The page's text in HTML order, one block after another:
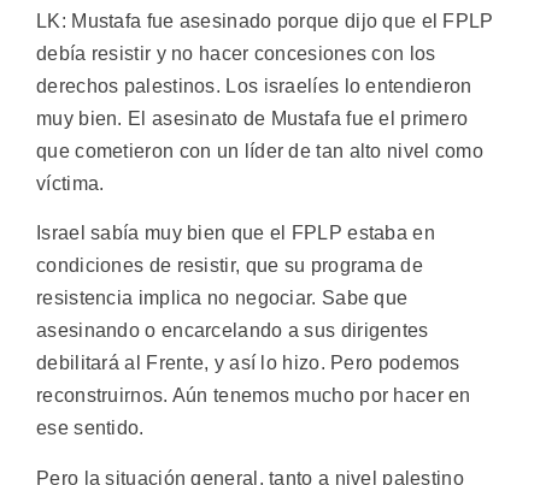
LK: Mustafa fue asesinado porque dijo que el FPLP
debía resistir y no hacer concesiones con los
derechos palestinos. Los israelíes lo entendieron
muy bien. El asesinato de Mustafa fue el primero
que cometieron con un líder de tan alto nivel como
víctima.
Israel sabía muy bien que el FPLP estaba en
condiciones de resistir, que su programa de
resistencia implica no negociar. Sabe que
asesinando o encarcelando a sus dirigentes
debilitará al Frente, y así lo hizo. Pero podemos
reconstruirnos. Aún tenemos mucho por hacer en
ese sentido.
Pero la situación general, tanto a nivel palestino